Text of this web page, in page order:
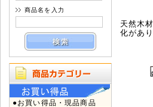
商品名を入力
●お買い得品・現品商品
天然木
化があ